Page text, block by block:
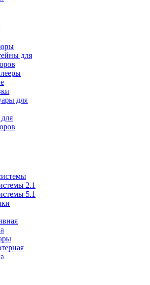
для
для
2.1
5.1